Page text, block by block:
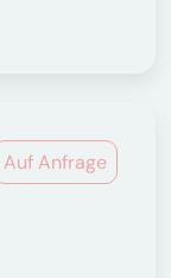
Auf Anfrage